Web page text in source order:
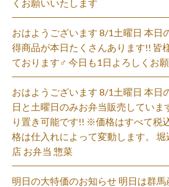
くお願いいたします
おはようございます 8/1土曜日 本日
得商品が本日たくさんあります!! 皆
ております‍♂️ 今日も1日よろしくお
おはようございます 8/1土曜日 本
日と土曜日のみお弁当販売してい
り置き可能です!! ※価格はすべて税
格は仕入れによって変動します。 堀
店 お弁当 惣菜
明日の大特価のお知らせ 明日は群馬